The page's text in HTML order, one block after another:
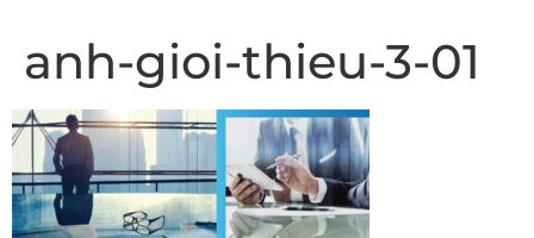
anh-gioi-thieu-3-01